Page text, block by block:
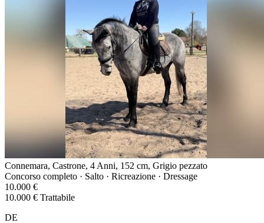
Connemara, Castrone, 4 Anni, 152 cm, Grigio pezzato
Concorso completo · Salto · Ricreazione · Dressage
10.000 €
10.000 € Trattabile
DE